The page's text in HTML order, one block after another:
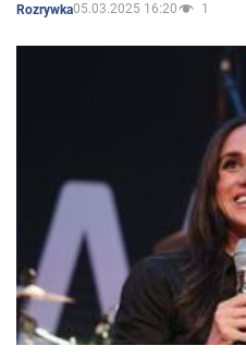
Rozrywka05.03.2025 16:20 1